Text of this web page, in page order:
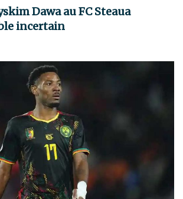
Dawa au FC Steaua
incertain